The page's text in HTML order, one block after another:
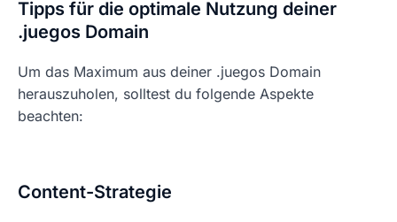
Tipps für die optimale Nutzung deiner
.juegos Domain
Um das Maximum aus deiner .juegos Domain
herauszuholen, solltest du folgende Aspekte
beachten:
Content-Strategie